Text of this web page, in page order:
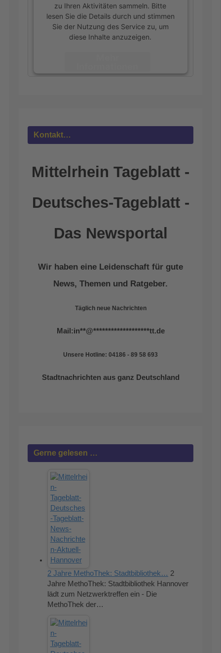
zu Ihren Aktivitäten sammeln. Bitte
lesen Sie die Details durch und stimmen
Sie der Nutzung des Service zu, um
diese Inhalte anzuzeigen.
Kontakt…
Mittelrhein Tageblatt -
Deutsches-Tageblatt -
Das Newsportal
Wir haben eine Leidenschaft für gute
News, Themen und Ratgeber.
Täglich neue Nachrichten
Mail:in**@*******************tt.de
Unsere Hotline: 04186 - 89 58 693
Stadtnachrichten aus ganz Deutschland
Gerne gelesen …
2 Jahre MethoThek: Stadtbibliothek… 2
Jahre MethoThek: Stadtbibliothek Hannover
lädt zum Netzwerktreffen ein - Die
MethoThek der…